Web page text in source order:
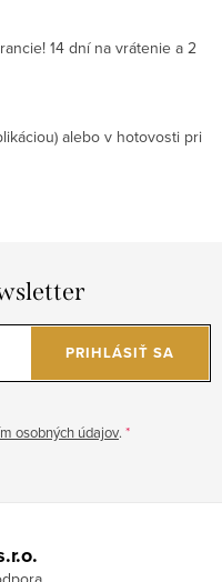
14 dní na vrátenie a 2
alebo v hotovosti pri
osobných údajov.
PRIHLÁSIŤ SA